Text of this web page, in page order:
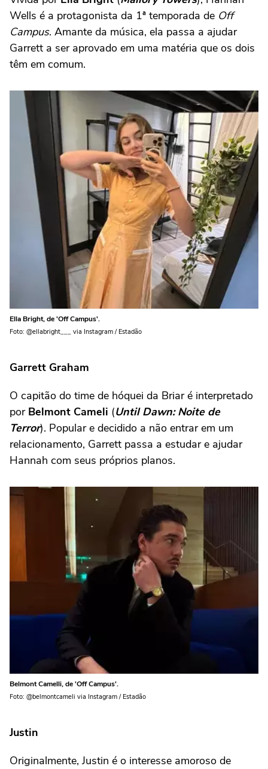
Wells é a protagonista da 1ª temporada de Off
Campus. Amante da música, ela passa a ajudar
Garrett a ser aprovado em uma matéria que os dois
têm em comum.
Ella Bright, de 'Off Campus'.
Foto: @ellabright___ via Instagram / Estadão
Garrett Graham
O capitão do time de hóquei da Briar é interpretado
por Belmont Cameli (Until Dawn: Noite de
Terror). Popular e decidido a não entrar em um
relacionamento, Garrett passa a estudar e ajudar
Hannah com seus próprios planos.
Belmont Camelli, de 'Off Campus'.
Foto: @belmontcameli via Instagram / Estadão
Justin
Originalmente, Justin é o interesse amoroso de